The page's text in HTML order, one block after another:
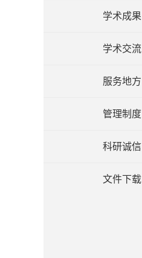
学术成果
学术交流
服务地方
管理制度
科研诚信
文件下载